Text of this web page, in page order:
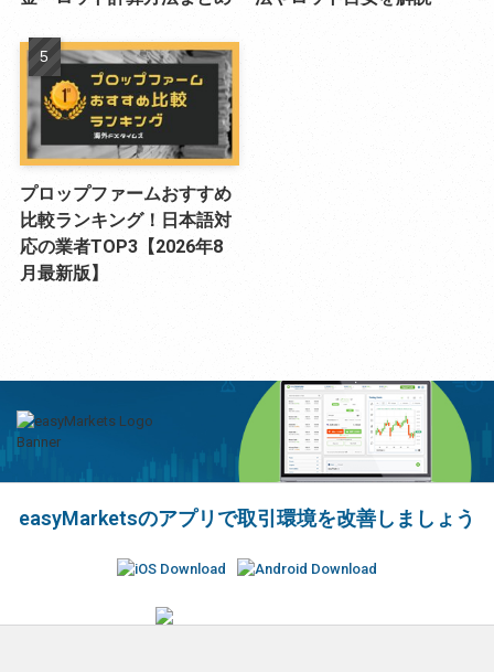
プロップファームおすすめ
比較ランキング！日本語対
応の業者TOP3【2026年8
月最新版】
easyMarketsのアプリで取引環境を改善しましょう